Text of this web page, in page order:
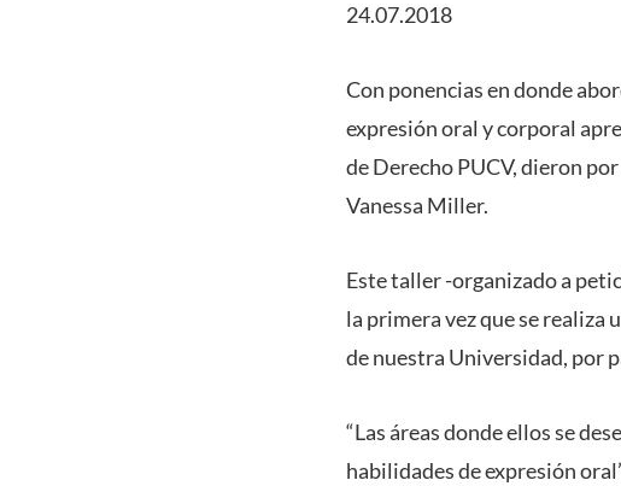
24.07.2018
Con ponencias en donde
expresión oral y corporal
de Derecho PUCV, dieron
Vanessa Miller.
Este taller -organizado a
la primera vez que se realiza
de nuestra Universidad, por
“Las áreas donde ellos se
habilidades de expresión